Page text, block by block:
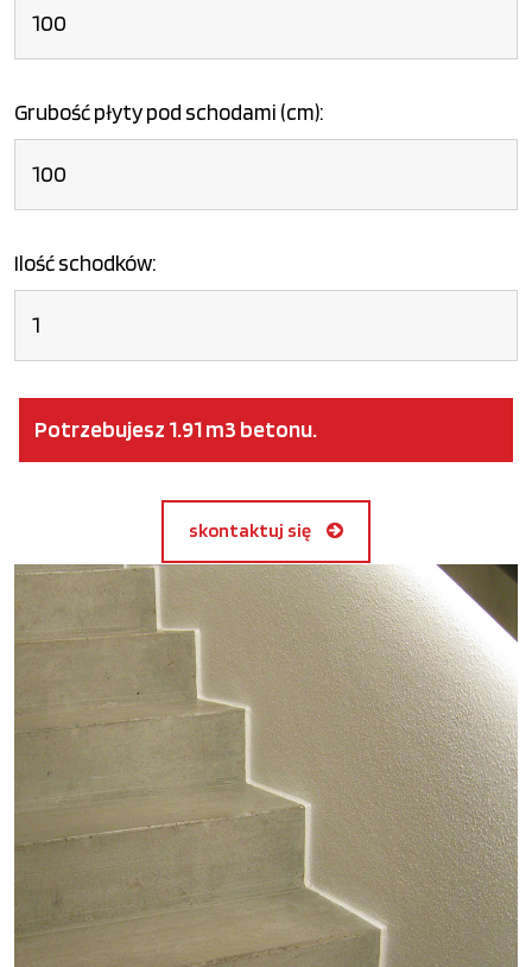
Grubość płyty pod schodami (cm):
Ilość schodków:
Potrzebujesz 1.91m3 betonu.
skontaktuj się